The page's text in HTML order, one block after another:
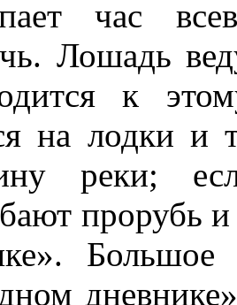
час
Лошадь
к
на лодки и
реки;
прорубь и
Большое